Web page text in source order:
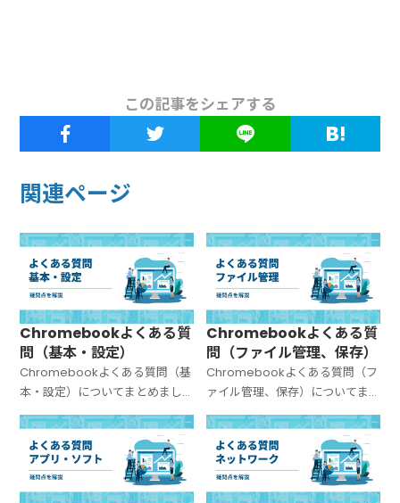
この記事をシェアする
関連ページ
Chromebookよくある質
問（基本・設定）
Chromebookよくある質問（基
本・設定）についてまとめまし
た。
Chromebookよくある質
問（ファイル管理、保存）
Chromebookよくある質問（フ
ァイル管理、保存）についてま
とめました。